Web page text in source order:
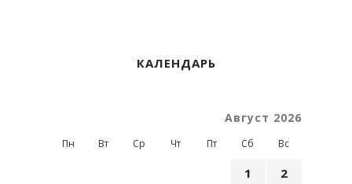
КАЛЕНДАРЬ
Август 2026
Пн Вт Ср Чт Пт Сб Вс
1
2